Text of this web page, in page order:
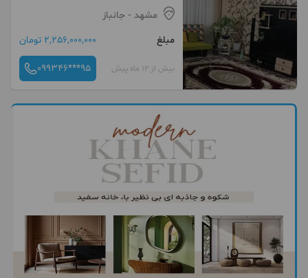
مشهد - جانباز
مبلغ
2,256,000,000 تومان
بیش از 12 ماه پیش 099346***95